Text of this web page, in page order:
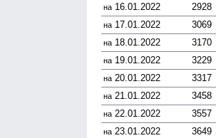
на 16.01.2022 2928
на 17.01.2022 3069
на 18.01.2022 3170
на 19.01.2022 3229
на 20.01.2022 3317
на 21.01.2022 3458
на 22.01.2022 3557
на 23.01.2022 3649